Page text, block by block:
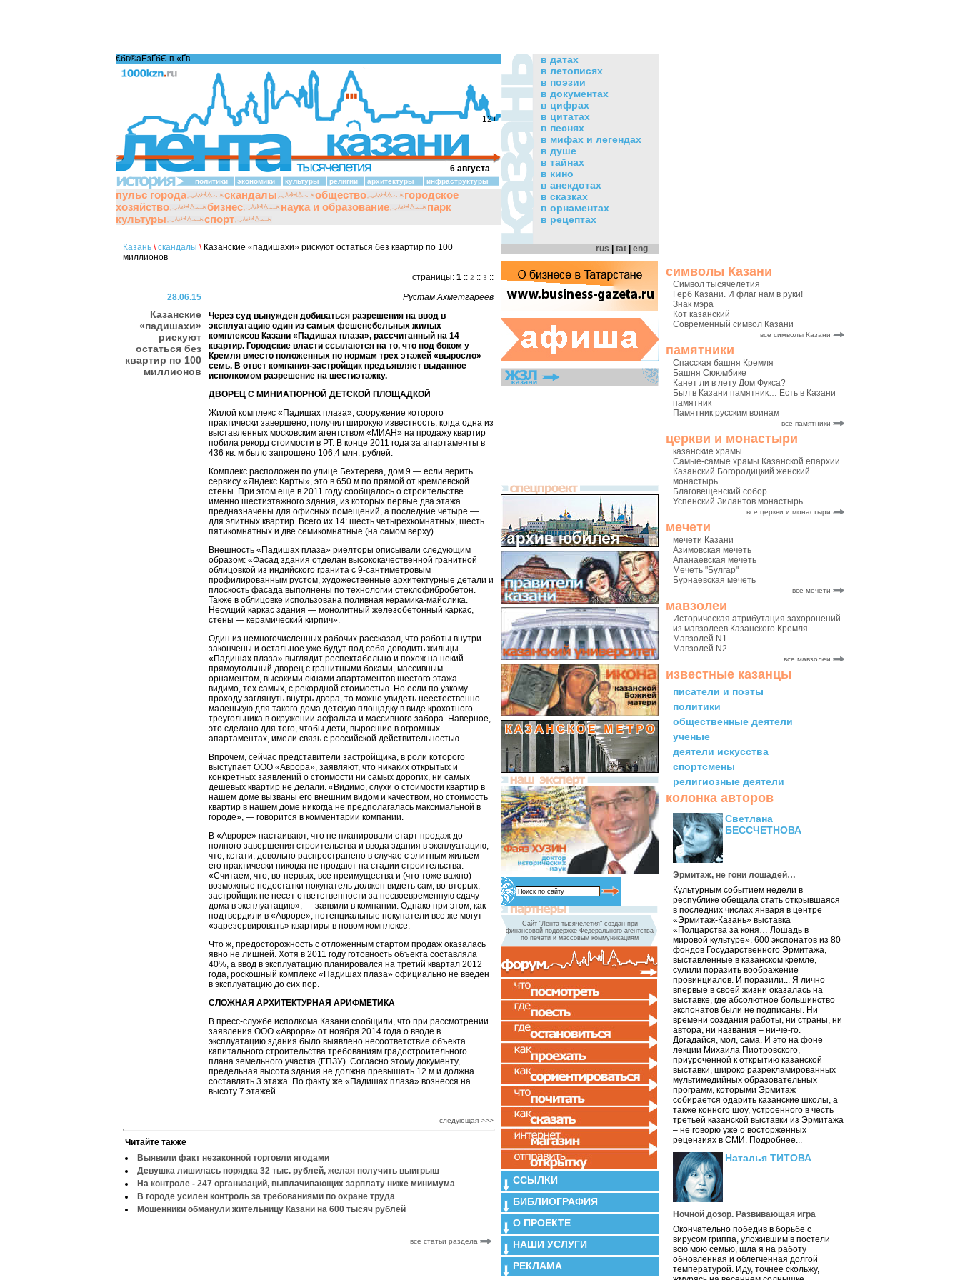
символы Казани
Символ тысячелетия
Герб Казани. И флаг нам в руки!
Знак мэра
Кот казанский
Современный символ Казани
все символы Казани
памятники
Спасская башня Кремля
Башня Сююмбике
Канет ли в лету Дом Фукса?
Был в Казани памятник… Есть в Казани
памятник
Памятник русским воинам
все памятники
церкви и монастыри
казанские храмы
Самые-самые храмы Казанской епархии
Казанский Богородицкий женский
монастырь
Благовещенский собор
Успенский Зилантов монастырь
все церкви и монастыри
мечети
мечети Казани
Азимовская мечеть
Апанаевская мечеть
Мечеть "Булгар"
Бурнаевская мечеть
все мечети
мавзолеи
Историческая атрибутация захоронений
из мавзолеев Казанского Кремля
Мавзолей N1
Мавзолей N2
все мавзолеи
известные казанцы
писатели и поэты
политики
общественные деятели
ученые
деятели искусства
спортсмены
религиозные деятели
колонка авторов
Светлана
БЕССЧЕТНОВА
Эрмитаж, не гони лошадей…
Культурным событием недели в
республике обещала стать открывшаяся
в последних числах января в центре
«Эрмитаж-Казань» выставка
«Полцарства за коня… Лошадь в
мировой культуре». 600 экспонатов из 80
фондов Государственного Эрмитажа,
выставленные в казанском кремле,
сулили поразить воображение
провинциалов. И поразили... Я лично
впервые в своей жизни оказалась на
выставке, где абсолютное большинство
экспонатов были не подписаны. Ни
времени создания работы, ни страны, ни
автора, ни названия – ни-че-го.
Догадайся, мол, сама. И это на фоне
лекции Михаила Пиотровского,
приуроченной к открытию казанской
выставки, широко разрекламированных
мультимедийных образовательных
программ, которыми Эрмитаж
собирается одарить казанские школы, а
также конного шоу, устроенного в честь
третьей казанской выставки из Эрмитажа
– не говорю уже о восторженных
рецензиях в СМИ. Подробнее...
Наталья ТИТОВА
Ночной дозор. Развивающая игра
Окончательно победив в борьбе с
вирусом гриппа, уложившим в постели
всю мою семью, шла я на работу
обновленная и облегченная долгой
температурой. Иду, точнее скольжу,
12+
€бв®аЁзҐбЄ п «Ґ­в
6 августа
политики экономики культуры религии архитектуры инфраструктуры
пульс города скандалы общество
городское
хозяйство
бизнес наука и образование
парк
культуры
спорт
Казань \ скандалы \Казанские «падишахи» рискуют остаться без квартир по 100
миллионов
страницы: 1 :: 2 :: 3 ::
28.06.15
Казанские
«падишахи»
рискуют
остаться без
квартир по 100
миллионов
Рустам Ахметгареев
Через суд вынужден добиваться разрешения на ввод в
эксплуатацию один из самых фешенебельных жилых
комплексов Казани «Падишах плаза», рассчитанный на 14
квартир. Городские власти ссылаются на то, что под боком у
Кремля вместо положенных по нормам трех этажей «выросло»
семь. В ответ компания-застройщик предъявляет выданное
исполкомом разрешение на шестиэтажку.
ДВОРЕЦ С МИНИАТЮРНОЙ ДЕТСКОЙ ПЛОЩАДКОЙ
Жилой комплекс «Падишах плаза», сооружение которого
практически завершено, получил широкую известность, когда одна из
выставленных московским агентством «МИАН» на продажу квартир
побила рекорд стоимости в РТ. В конце 2011 года за апартаменты в
436 кв. м было запрошено 106,4 млн. рублей.
Комплекс расположен по улице Бехтерева, дом 9 — если верить
сервису «Яндекс.Карты», это в 650 м по прямой от кремлевской
стены. При этом еще в 2011 году сообщалось о строительстве
именно шестиэтажного здания, из которых первые два этажа
предназначены для офисных помещений, а последние четыре —
для элитных квартир. Всего их 14: шесть четырехкомнатных, шесть
пятикомнатных и две семикомнатные (на самом верху).
Внешность «Падишах плаза» риелторы описывали следующим
образом: «Фасад здания отделан высококачественной гранитной
облицовкой из индийского гранита с 9-сантиметровым
профилированным рустом, художественные архитектурные детали и
плоскость фасада выполнены по технологии стеклофибробетон.
Также в облицовке использована поливная керамика-майолика.
Несущий каркас здания — монолитный железобетонный каркас,
стены — керамический кирпич».
Один из немногочисленных рабочих рассказал, что работы внутри
закончены и остальное уже будут под себя доводить жильцы.
«Падишах плаза» выглядит респектабельно и похож на некий
прямоугольный дворец с гранитными боками, массивным
орнаментом, высокими окнами апартаментов шестого этажа —
видимо, тех самых, с рекордной стоимостью. Но если по узкому
проходу заглянуть внутрь двора, то можно увидеть неестественно
маленькую для такого дома детскую площадку в виде крохотного
треугольника в окружении асфальта и массивного забора. Наверное,
это сделано для того, чтобы дети, выросшие в огромных
апартаментах, имели связь с российской действительностью.
Впрочем, сейчас представители застройщика, в роли которого
выступает ООО «Аврора», заявляют, что никаких открытых и
конкретных заявлений о стоимости ни самых дорогих, ни самых
дешевых квартир не делали. «Видимо, слухи о стоимости квартир в
нашем доме вызваны его внешним видом и качеством, но стоимость
квартир в нашем доме никогда не предполагалась максимальной в
городе», — говорится в комментарии компании.
В «Авроре» настаивают, что не планировали старт продаж до
полного завершения строительства и ввода здания в эксплуатацию,
что, кстати, довольно распространено в случае с элитным жильем —
его практически никогда не продают на стадии строительства.
«Считаем, что, во-первых, все преимущества и (что тоже важно)
возможные недостатки покупатель должен видеть сам, во-вторых,
застройщик не несет ответственности за несвоевременную сдачу
дома в эксплуатацию», — заявили в компании. Однако при этом, как
подтвердили в «Авроре», потенциальные покупатели все же могут
«зарезервировать» квартиры в новом комплексе.
Что ж, предосторожность с отложенным стартом продаж оказалась
явно не лишней. Хотя в 2011 году готовность объекта составляла
40%, а ввод в эксплуатацию планировался на третий квартал 2012
года, роскошный комплекс «Падишах плаза» официально не введен
в эксплуатацию до сих пор.
СЛОЖНАЯ АРХИТЕКТУРНАЯ АРИФМЕТИКА
В пресс-службе исполкома Казани сообщили, что при рассмотрении
заявления ООО «Аврора» от ноября 2014 года о вводе в
эксплуатацию здания было выявлено несоответствие объекта
капитального строительства требованиям градостроительного
плана земельного участка (ГПЗУ). Согласно этому документу,
предельная высота здания не должна превышать 12 м и должна
составлять 3 этажа. По факту же «Падишах плаза» вознесся на
высоту 7 этажей.
следующая >>>
Читайте также
Выявили факт незаконной торговли ягодами
Девушка лишилась порядка 32 тыс. рублей, желая получить выигрыш
На контроле - 247 организаций, выплачивающих зарплату ниже минимума
В городе усилен контроль за требованиями по охране труда
Мошенники обманули жительницу Казани на 600 тысяч рублей
все статьи раздела
в датах
в летописях
в поэзии
в документах
в цифрах
в цитатах
в песнях
в мифах и легендах
в душе
в тайнах
в кино
в анекдотах
в сказках
в орнаментах
в рецептах
rus tat eng
Сайт "Лента тысячелетия" создан при
финансовой поддержке Федерального агентства
по печати и массовым коммуникациям
ССЫЛКИ
БИБЛИОГРАФИЯ
О ПРОЕКТЕ
НАШИ УСЛУГИ
РЕКЛАМА